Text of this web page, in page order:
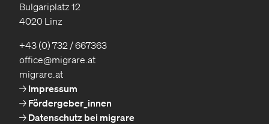
Bulgariplatz 12
4020 Linz
+43 (0) 732 / 667363
office@migrare.at
migrare.at
Impressum
Fördergeber_innen
Datenschutz bei migrare